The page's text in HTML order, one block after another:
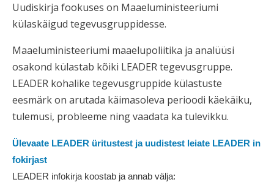
Uudiskirja fookuses on Maaeluministeeriumi
külaskäigud tegevusgruppidesse.
Maaeluministeeriumi maaelupoliitika ja analüüsi
osakond külastab kõiki LEADER tegevusgruppe.
LEADER kohalike tegevusgruppide külastuste
eesmärk on arutada käimasoleva perioodi käekäiku,
tulemusi, probleeme ning vaadata ka tulevikku.
Ülevaate LEADER üritustest ja uudistest leiate LEADER in
fokirjast
LEADER infokirja koostab ja annab välja: